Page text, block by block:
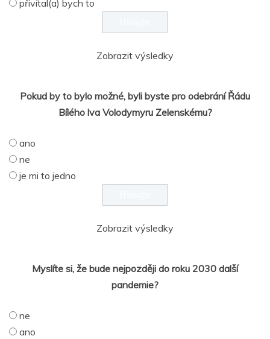
přivítal(a) bych to
Zobrazit výsledky
Pokud by to bylo možné, byli byste pro odebrání Řádu
Bílého lva Volodymyru Zelenskému?
ano
ne
je mi to jedno
Zobrazit výsledky
Myslíte si, že bude nejpozději do roku 2030 další
pandemie?
ne
ano